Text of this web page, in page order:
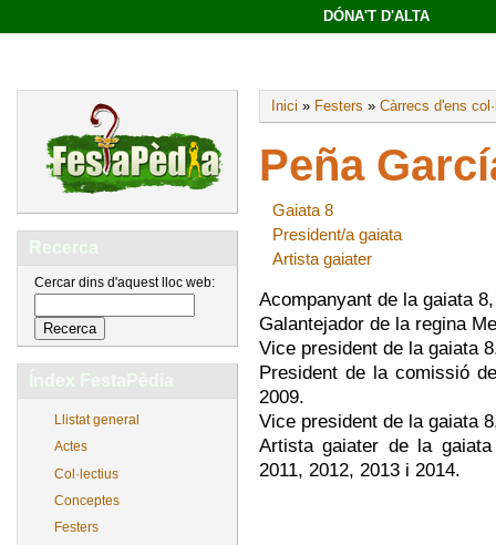
DÓNA'T D'ALTA
Recerca
Cercar dins d'aquest lloc web:
Índex FestaPèdia
Llistat general
Actes
Col·lectius
Conceptes
Festers
Inici » Festers » Càrrecs d'ens
Peña
Gaiata 8
President/a gaiata
Artista gaiater
Acompanyant de la gaiata
Galantejador de la regina
Vice president de la gaiata
President de la comissió
2009.
Vice president de la gaiata
Artista gaiater de la
2011, 2012, 2013 i 2014.